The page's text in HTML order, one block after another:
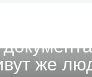
же